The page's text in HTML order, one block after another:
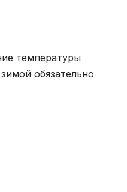
температуры
обязательно